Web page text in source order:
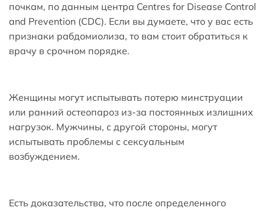
почкам, по данным центра Centres for Disease Control
and Prevention (CDC). Если вы думаете, что у вас есть
признаки рабдомиолиза, то вам стоит обратиться к
врачу в срочном порядке.
Женщины могут испытывать потерю минструации
или ранний остеопароз из-за постоянных излишних
нагрузок. Мужчины, с другой стороны, могут
испытывать проблемы с сексуальным
возбуждением.
Есть доказательства, что после определенного